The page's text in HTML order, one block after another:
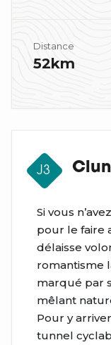
Distance
52km
J3
Si vous
pour le faire
délaisse
romantisme
marqué par
mêlant
Pour y
tunnel